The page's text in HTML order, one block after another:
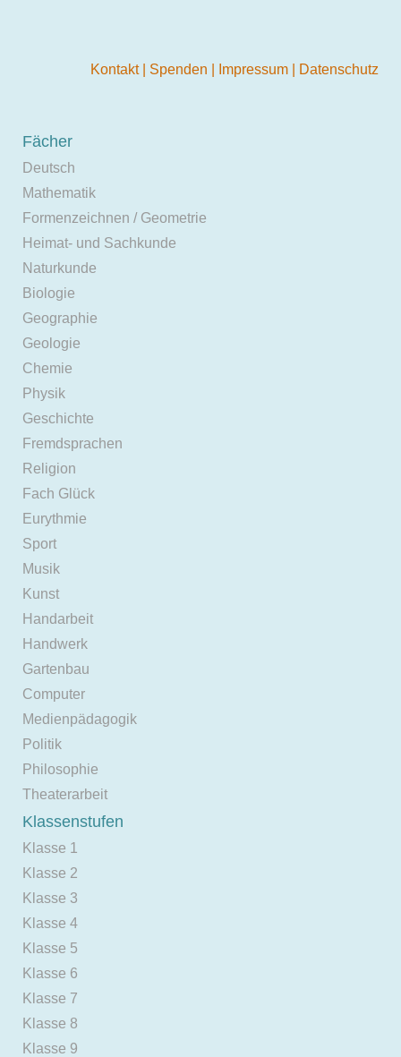
Kontakt Spenden Impressum Datenschutz
Fächer
Deutsch
Mathematik
Formenzeichnen / Geometrie
Heimat- und Sachkunde
Naturkunde
Biologie
Geographie
Geologie
Chemie
Physik
Geschichte
Fremdsprachen
Religion
Fach Glück
Eurythmie
Sport
Musik
Kunst
Handarbeit
Handwerk
Gartenbau
Computer
Medienpädagogik
Politik
Philosophie
Theaterarbeit
Klassenstufen
Klasse 1
Klasse 2
Klasse 3
Klasse 4
Klasse 5
Klasse 6
Klasse 7
Klasse 8
Klasse 9